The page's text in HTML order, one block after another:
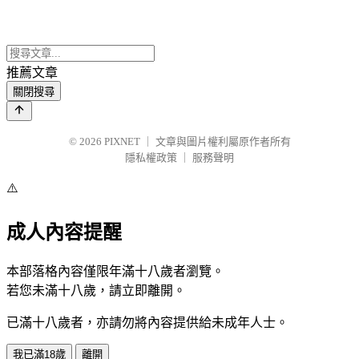
推薦文章
關閉搜尋
© 2026 PIXNET
文章與圖片權利屬原作者所有
隱私權政策
服務聲明
⚠️
成人內容提醒
本部落格內容僅限年滿十八歲者瀏覽。
若您未滿十八歲，請立即離開。
已滿十八歲者，亦請勿將內容提供給未成年人士。
我已滿18歲 離開